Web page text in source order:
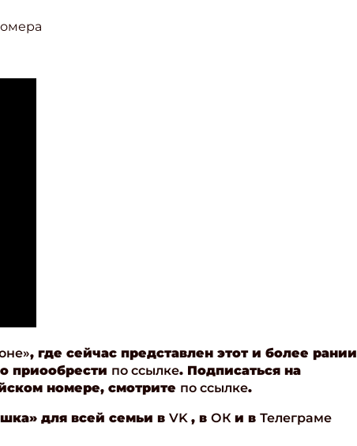
, где сейчас представлен этот и более рании
приообрести по ссылке. Подписаться на
номере, смотрите по ссылке.
для всей семьи в VK , в ОК и в Телеграме